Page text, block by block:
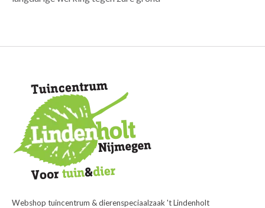
Webshop tuincentrum & dierenspeciaalzaak 't Lindenholt